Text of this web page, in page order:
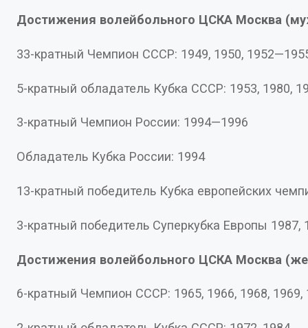
Достижения волейбольного ЦСКА Москва
33-кратный Чемпион СССР: 1949,
5-кратный обладатель Кубка СССР: 1953,
3-кратный Чемпион России: 1994—1996
Обладатель Кубка России: 1994
3-кратный победитель Суперкубка Европы
Достижения волейбольного ЦСКА Москва
6-кратный Чемпион СССР: 1965, 1966, 1968,